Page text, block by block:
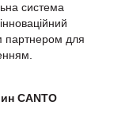
система
партнером для
CANTO